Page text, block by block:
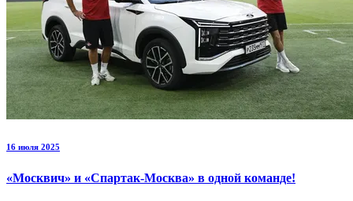
16 июля 2025
«Москвич» и «Спартак-Москва» в одной команде!